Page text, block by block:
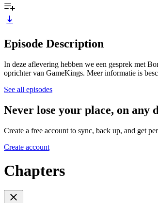
Episode Description
In deze aflevering hebben we een gesprek met
oprichter van GameKings. Meer informatie is
See all episodes
Never lose your place, on any
Create a free account to sync, back up, and get
Create account
Chapters